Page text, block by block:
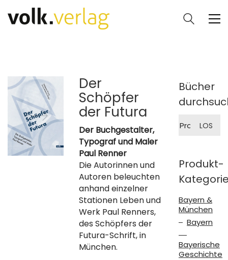
Der
Schöpfer
der Futura
Der Buchgestalter,
Typograf und Maler
Paul Renner
Die Autorinnen und
Autoren beleuchten
anhand einzelner
Stationen Leben und
Werk Paul Renners,
des Schöpfers der
Futura-Schrift, in
München.
Bücher
nach:
LOS
Produkt-
Bayern &
München
Bayern
Bayerische
Geschichte